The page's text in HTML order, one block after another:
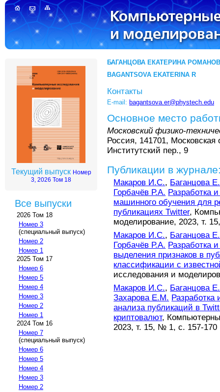
Текущий выпуск Номер
3, 2026 Том 18
Все выпуски
2026 Том 18
Номер 3
(специальный выпуск)
Номер 2
Номер 1
2025 Том 17
Номер 6
Номер 5
Номер 4
Номер 3
Номер 2
Номер 1
2024 Том 16
Номер 7
(специальный выпуск)
Номер 6
Номер 5
Номер 4
Номер 3
Номер 2
БАГАНЦОВА ЕКАТЕРИНА
BAGANTSOVA EKATERINA R
Контакты
E-mail: bagantsova.er@phystech.edu
Основное место
Московский физико-
Россия, 141701, Московская
Институтский пер., 9
Публикации в
Макаров И.С., Баганцова
Горбачёв Р.А. Разработка
машинного обучения для
публикациях Twitter,
моделирование, 2023, т.
Макаров И.С., Баганцова
Горбачёв Р.А. Разработка
выделения признаков в
классификации с
исследования и
Макаров И.С., Баганцова
Захарова Е.М. Разработка
анализа публикаций в
криптовалют,
2023, т. 15, № 1, с. 157-170